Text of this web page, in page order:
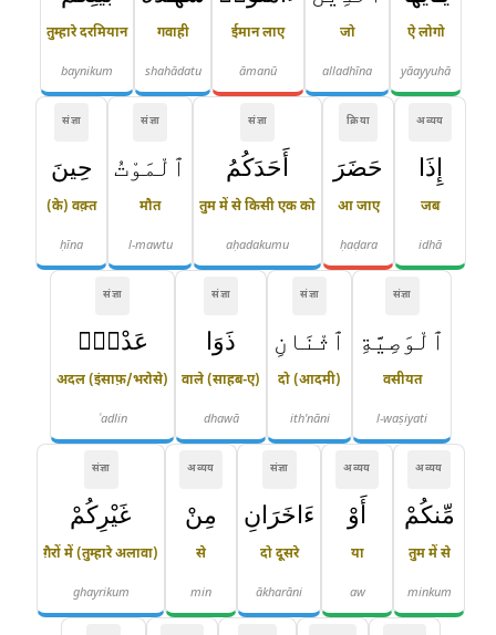
ऐ लोगो
yāayyuhā
जो
alladhīna
ईमान लाए
āmanū
गवाही
shahādatu
तुम्हारे दरमियान
baynikum
अव्यय
إِذَا
जब
idhā
क्रिया
حَضَرَ
आ जाए
ḥaḍara
संज्ञा
أَحَدَكُمُ
तुम में से किसी एक को
aḥadakumu
संज्ञा
ٱلْمَوْتُ
मौत
l-mawtu
संज्ञा
حِينَ
(के) वक़्त
ḥīna
संज्ञा
ٱلْوَصِيَّةِ
वसीयत
l-waṣiyati
संज्ञा
ٱثْنَانِ
दो (आदमी)
ith'nāni
संज्ञा
ذَوَا
वाले (साहब-ए)
dhawā
संज्ञा
عَدْلٍۢ
अदल (इंसाफ़/भरोसे)
ʿadlin
अव्यय
مِّنكُمْ
तुम में से
minkum
अव्यय
أَوْ
या
aw
संज्ञा
ءَاخَرَانِ
दो दूसरे
ākharāni
अव्यय
مِنْ
से
min
संज्ञा
غَيْرِكُمْ
ग़ैरों में (तुम्हारे अलावा)
ghayrikum